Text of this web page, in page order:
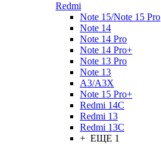
Redmi
Note 15/Note 15 Pro
Note 14
Note 14 Pro
Note 14 Pro+
Note 13 Pro
Note 13
A3/A3X
Note 15 Pro+
Redmi 14C
Redmi 13
Redmi 13C
+ ЕЩЕ 1